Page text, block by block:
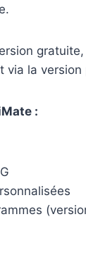
via la version
: